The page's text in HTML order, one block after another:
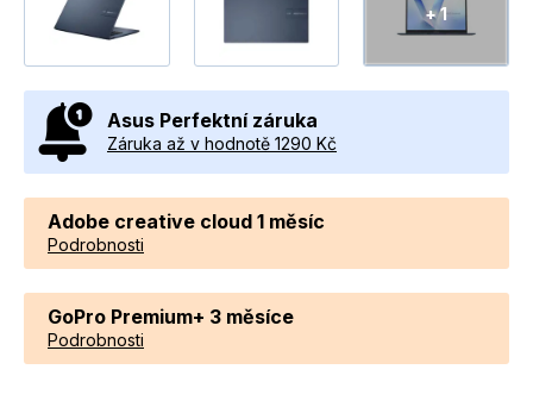
+ 1
Asus Perfektní záruka
Záruka až v hodnotě 1290 Kč
Adobe creative cloud 1 měsíc
Podrobnosti
GoPro Premium+ 3 měsíce
Podrobnosti